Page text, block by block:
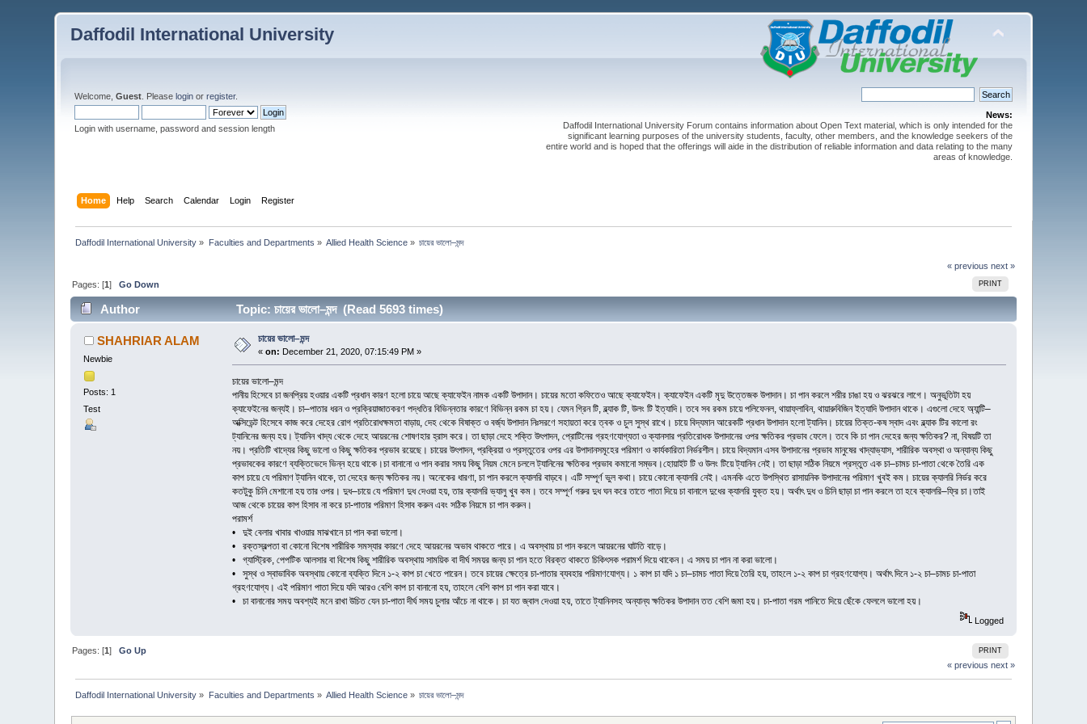
Daffodil International University
Welcome,Guest . Pleaselogin orregister.
Login with username, password and session length
News:
Daffodil International University Forum contains information about Open Text material, which is only intended for the
significant learning purposes of the university students, faculty, other members, and the knowledge seekers of the
entire world and is hoped that the offerings will aide in the distribution of reliable information and data relating to the many
areas of knowledge.
Home Help Search Calendar Login Register
Daffodil International University » Faculties and Departments » Allied Health Science » চায়ের ভালো–মন্দ
« previous next »
PRINT
Pages: [1]Go Down
Author Topic: চায়ের ভালো–মন্দ (Read 5693 times)
SHAHRIAR ALAM
Newbie
Posts: 1
Test
চায়ের ভালো–মন্দ
«on: December 21, 2020, 07:15:49 PM »
চায়ের ভালো–মন্দ
পানীয় হিসেবে চা জনপ্রিয় হওয়ার একটি প্রধান কারণ হলো চায়ে আছে ক্যাফেইন নামক একটি উপাদান। চায়ের মতো কফিতেও আছে ক্যাফেইন। ক্যাফেইন একটি মৃদু উত্তেজক উপাদান। চা পান করলে শরীর চাঙা হয় ও ঝরঝরে লাগে। অনুভূতিটা হয়
ক্যাফেইনের জন্যই। চা–পাতার ধরন ও প্রক্রিয়াজাতকরণ পদ্ধতির বিভিন্নতার কারণে বিভিন্ন রকম চা হয়। যেমন গ্রিন টি, ব্ল্যাক টি, উলং টি ইত্যাদি। তবে সব রকম চায়ে পলিফেনল, থায়াফ্লাবিন, থায়ারুবিজিন ইত্যাদি উপাদান থাকে। এগুলো দেহে অ্যান্টি–
অক্সিডেন্ট হিসেবে কাজ করে দেহের রোগ প্রতিরোধক্ষমতা বাড়ায়, দেহ থেকে বিষাক্ত ও বর্জ্য উপাদান নিঃসরণে সহায়তা করে ত্বক ও চুল সুস্থ রাখে। চায়ে বিদ্যমান আরেকটি প্রধান উপাদান হলো ট্যানিন। চায়ের তিক্ত-কষ স্বাদ এবং ব্ল্যাক টির কালো রং
ট্যানিনের জন্য হয়। ট্যানিন খাদ্য থেকে দেহে আয়রনের শোষণহার হ্রাস করে। তা ছাড়া দেহে শক্তি উৎপাদন, প্রোটিনের গ্রহণযোগ্যতা ও ক্যানসার প্রতিরোধক উপাদানের ওপর ক্ষতিকর প্রভাব ফেলে। তবে কি চা পান দেহের জন্য ক্ষতিকর? না, বিষয়টি তা
নয়। প্রতিটি খাদ্যের কিছু ভালো ও কিছু ক্ষতিকর প্রভাব রয়েছে। চায়ের উৎপাদন, প্রক্রিয়া ও প্রস্তুতের ওপর এর উপাদানসমূহের পরিমাণ ও কার্যকারিতা নির্ভরশীল। চায়ে বিদ্যমান এসব উপাদানের প্রভাব মানুষের খাদ্যাভ্যাস, শারীরিক অবস্থা ও অন্যান্য কিছু
প্রভাবকের কারণে ব্যক্তিভেদে ভিন্ন হয়ে থাকে।চা বানানো ও পান করার সময় কিছু নিয়ম মেনে চললে ট্যানিনের ক্ষতিকর প্রভাব কমানো সম্ভব।হোয়াইট টি ও উলং টিয়ে ট্যানিন নেই। তা ছাড়া সঠিক নিয়মে প্রস্তুত এক চা–চামচ চা-পাতা থেকে তৈরি এক
কাপ চায়ে যে পরিমাণ ট্যানিন থাকে, তা দেহের জন্য ক্ষতিকর নয়। অনেকের ধারণা, চা পান করলে ক্যালরি বাড়বে। এটি সম্পূর্ণ ভুল কথা। চায়ে কোনো ক্যালরি নেই। এমনকি এতে উপস্থিত রাসায়নিক উপাদানের পরিমাণ খুবই কম। চায়ের ক্যালরি নির্ভর করে
কতটুকু চিনি মেশানো হয় তার ওপর। দুধ–চায়ে যে পরিমাণ দুধ দেওয়া হয়, তার ক্যালরি ভ্যালু খুব কম। তবে সম্পূর্ণ গরুর দুধ ঘন করে তাতে পাতা দিয়ে চা বানালে দুধের ক্যালরি যুক্ত হয়। অর্থাৎ দুধ ও চিনি ছাড়া চা পান করলে তা হবে ক্যালরি–ফ্রি চা।তাই
আজ থেকে চায়ের কাপ হিসাব না করে চা-পাতার পরিমাণ হিসাব করুন এবং সঠিক নিয়মে চা পান করুন।
পরামর্শ
• দুই বেলার খাবার খাওয়ার মাঝখানে চা পান করা ভালো।
• রক্তস্বল্পতা বা কোনো বিশেষ শারীরিক সমস্যার কারণে দেহে আয়রনের অভাব থাকতে পারে। এ অবস্থায় চা পান করলে আয়রনের ঘাটতি বাড়ে।
• গ্যাস্ট্রিক, পেপটিক আলসার বা বিশেষ কিছু শারীরিক অবস্থায় সাময়িক বা দীর্ঘ সময়র জন্য চা পান হতে বিরক্ত থাকতে চিকিৎসক পরামর্শ দিয়ে থাকেন। এ সময় চা পান না করা ভালো।
• সুস্থ ও স্বাভাবিক অবস্থায় কোনো ব্যক্তি দিনে ১-২ কাপ চা খেতে পারেন। তবে চায়ের ক্ষেত্রে চা-পাতার ব্যবহার পরিমাণযোগ্য। ১ কাপ চা যদি ১ চা–চামচ পাতা দিয়ে তৈরি হয়, তাহলে ১-২ কাপ চা গ্রহণযোগ্য। অর্থাৎ দিনে ১-২ চা–চামচ চা-পাতা
গ্রহণযোগ্য। এই পরিমাণ পাতা দিয়ে যদি আরও বেশি কাপ চা বানানো হয়, তাহলে বেশি কাপ চা পান করা যাবে।
• চা বানানোর সময় অবশ্যই মনে রাখা উচিত যেন চা-পাতা দীর্ঘ সময় চুলার আঁচে না থাকে। চা যত জ্বাল দেওয়া হয়, তাতে ট্যানিনসহ অন্যান্য ক্ষতিকর উপাদান তত বেশি জমা হয়। চা-পাতা গরম পানিতে দিয়ে ছেঁকে ফেললে ভালো হয়।
Logged
PRINT
Pages: [1]Go Up
« previous next »
Daffodil International University » Faculties and Departments » Allied Health Science » চায়ের ভালো–মন্দ